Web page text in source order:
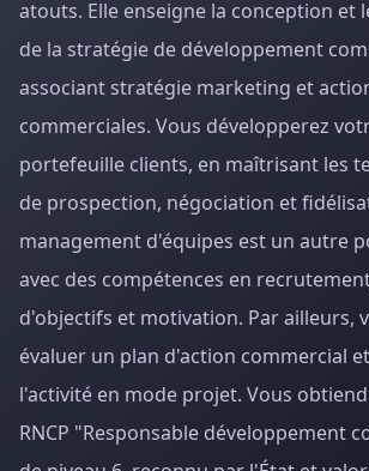
atouts. Elle enseigne la conception et
de la stratégie de développement
associant stratégie marketing et
commerciales. Vous développerez
portefeuille clients, en maîtrisant les
de prospection, négociation et
management d'équipes est un autre
avec des compétences en
d'objectifs et motivation. Par ailleurs,
évaluer un plan d'action commercial
l'activité en mode projet. Vous
RNCP "Responsable développement